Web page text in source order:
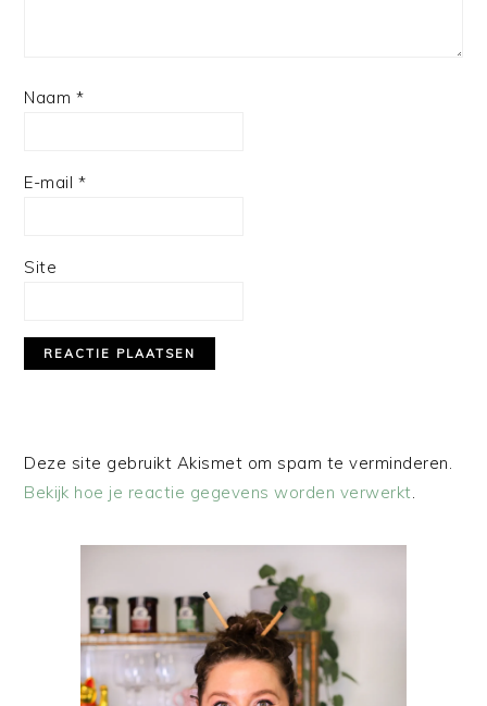
Naam *
E-mail *
Site
Deze site gebruikt Akismet om spam te verminderen.
Bekijk hoe je reactie gegevens worden verwerkt.